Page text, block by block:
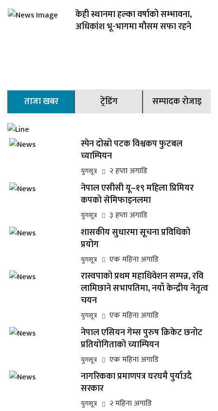
केही स्थानमा हल्का वर्षाको सम्भावना,
अधिकांश भू-भागमा मौसम सफा रहने
ताजा खबर ट्रेंडिंग सम्पादक रोजाइ
स्पेन दोस्रो पटक विश्वकप फुटबल
च्याम्पियन
युगसूत्र २ हप्ता अगाडि
नेपाल एसीसी यू–१९ महिला प्रिमियर
कपको सेमिफाइनलमा
युगसूत्र ३ हप्ता अगाडि
शासकीय सुधारमा सूचना प्रविधिको
प्रयोग
युगसूत्र एक महिना अगाडि
रास्वपाको प्रथम महाधिवेशन सम्पन्न, रवि
लामिछाने सभापतिमा, नयाँ केन्द्रीय नेतृत्व
चयन
युगसूत्र एक महिना अगाडि
नेपाल एसियन गेम्स पुरुष क्रिकेट छनोट
प्रतियोगिताको च्याम्पियन
युगसूत्र एक महिना अगाडि
नागरिकका प्रमाणपत्र घरघमै पुर्याउदै
सरकार
युगसूत्र २ महिना अगाडि